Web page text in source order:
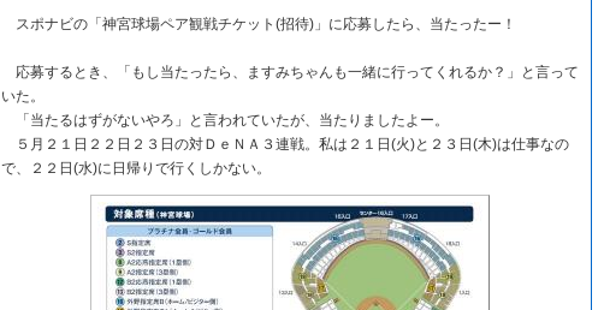
スポナビの「神宮球場ペア観戦チケット(招待)」に応募したら、当たったー！
応募するとき、「もし当たったら、ますみちゃんも一緒に行ってくれるか？」と言って
いた。
「当たるはずがないやろ」と言われていたが、当たりましたよー。
５月２１日２２日２３日の対ＤｅＮＡ３連戦。私は２１日(火)と２３日(木)は仕事なの
で、２２日(水)に日帰りで行くしかない。